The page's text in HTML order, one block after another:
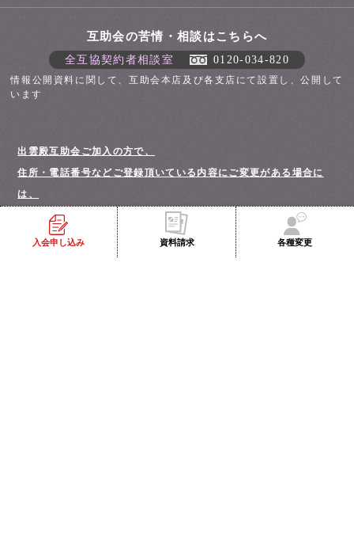
互助会の苦情・相談はこちらへ
全互協契約者相談室 0120-034-820
情報公開資料に関して、互助会本店及び各支店にて設置し、公開して
います
出雲殿互助会ご加入の方で、
住所・電話番号などご登録頂いている内容にご変更がある場合に
は、
お手数ですが、下記までご連絡下さい。
（株）出雲殿互助会
入会申し込み 資料請求 各種変更